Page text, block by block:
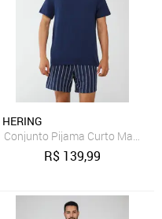
HERING
Conjunto Pijama Curto
R$ 139,99